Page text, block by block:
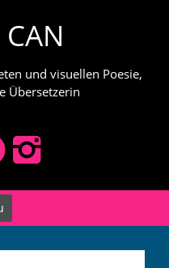
CAN
und visuellen Poesie,
Übersetzerin